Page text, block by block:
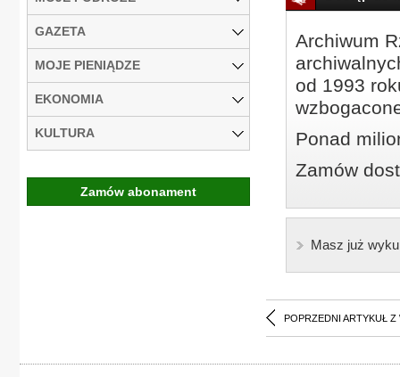
Archiwum
od 1993
Ponad
Zamów
Masz już
POPRZEDNI ARTYKUŁ Z
GAZETA
MOJE PIENIĄDZE
EKONOMIA
KULTURA
Zamów abonament